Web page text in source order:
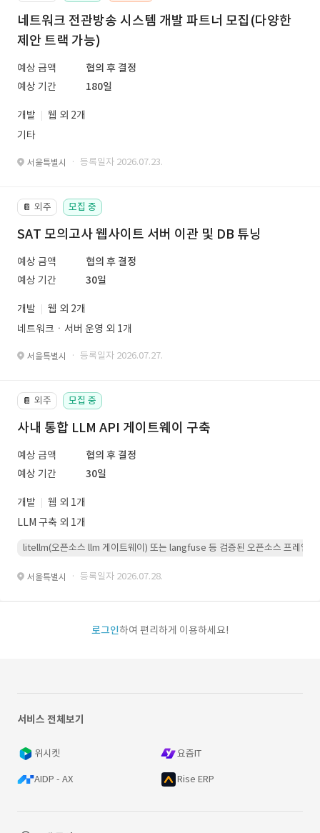
네트워크 전관방송 시스템 개발 파트너 모집(다양한
제안 트랙 가능)
예상 금액
협의 후 결정
예상 기간
180일
개발
웹 외 2개
기타
서울특별시 · 등록일자 2026.07.23.
📔 외주 모집 중
SAT 모의고사 웹사이트 서버 이관 및 DB 튜닝
예상 금액
협의 후 결정
예상 기간
30일
개발
웹 외 2개
네트워크ㆍ서버 운영 외 1개
서울특별시 · 등록일자 2026.07.27.
📔 외주 모집 중
사내 통합 LLM API 게이트웨이 구축
예상 금액
협의 후 결정
예상 기간
30일
개발
웹 외 1개
LLM 구축 외 1개
litellm(오픈소스 llm 게이트웨이) 또는 langfuse 등 검증된 오픈소스 프레임워
서울특별시 · 등록일자 2026.07.28.
로그인하여 편리하게 이용하세요!
서비스 전체보기
위시켓 요즘IT
AIDP - AX Rise ERP